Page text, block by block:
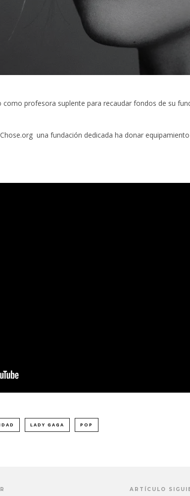
como profesora suplente para recaudar fondos de su
una fundación dedicada ha donar
LADY GAGA POP
ARTÍCULO